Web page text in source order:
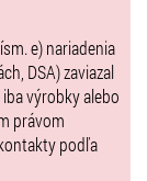
e) nariadenia
DSA) zaviazal
, iba výrobky alebo
právom
podľa